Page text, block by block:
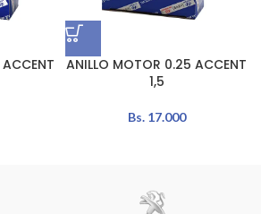
ANILLO MOTOR 0.25 ACCENT
1,5
Bs.17.000